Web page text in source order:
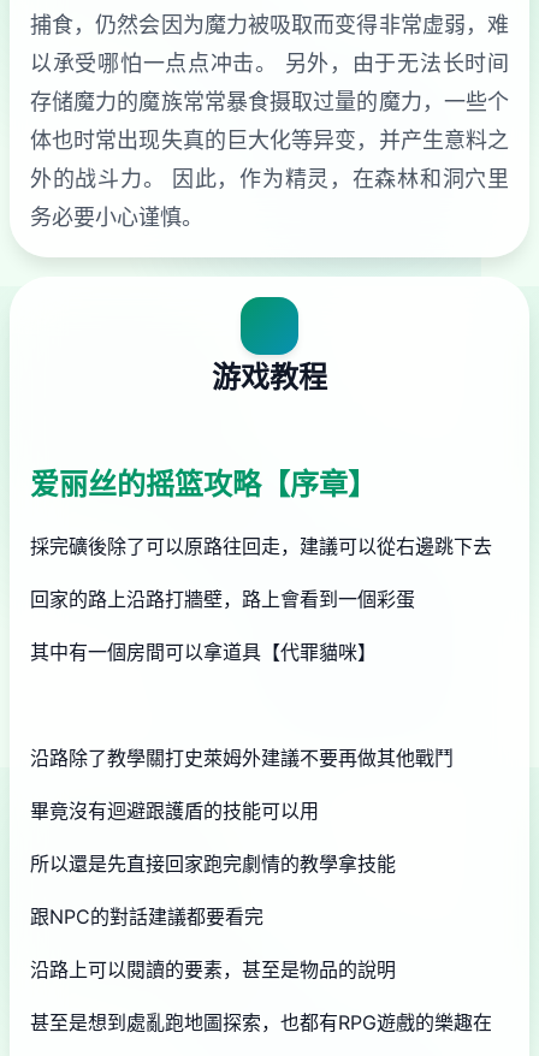
捕食，仍然会因为魔力被吸取而变得非常虚弱，难
以承受哪怕一点点冲击。 另外，由于无法长时间
存储魔力的魔族常常暴食摄取过量的魔力，一些个
体也时常出现失真的巨大化等异变，并产生意料之
外的战斗力。 因此，作为精灵，在森林和洞穴里
务必要小心谨慎。
游戏教程
爱丽丝的摇篮攻略【序章】
採完礦後除了可以原路往回走，建議可以從右邊跳下去
回家的路上沿路打牆壁，路上會看到一個彩蛋
其中有一個房間可以拿道具【代罪貓咪】
沿路除了教學關打史萊姆外建議不要再做其他戰鬥
畢竟沒有迴避跟護盾的技能可以用
所以還是先直接回家跑完劇情的教學拿技能
跟NPC的對話建議都要看完
沿路上可以閱讀的要素，甚至是物品的說明
甚至是想到處亂跑地圖探索，也都有RPG遊戲的樂趣在